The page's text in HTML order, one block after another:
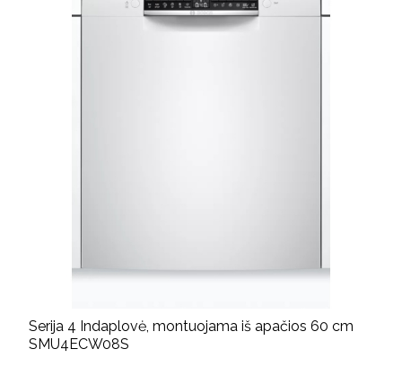
Serija 4 Indaplovė, montuojama iš apačios 60 cm
SMU4ECW08S